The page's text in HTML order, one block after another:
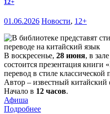
12+
01.06.2026 Новости, 12+
В воскресенье, 28 июня, в
состоится презентация
перевод в стиле
Автор – известный
Начало в 12 часов.
Афиша
Подробнее